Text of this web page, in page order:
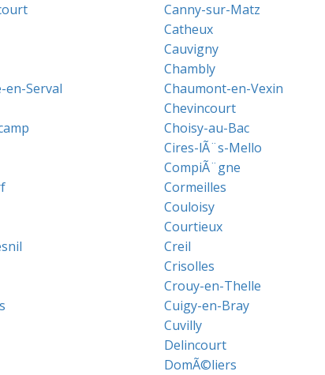
Canny-sur-Matz
Catheux
Cauvigny
Chambly
en-Serval
Chaumont-en-Vexin
Chevincourt
Choisy-au-Bac
Cires-lÃ¨s-Mello
CompiÃ¨gne
Cormeilles
Couloisy
Courtieux
Creil
Crisolles
Crouy-en-Thelle
Cuigy-en-Bray
Cuvilly
Delincourt
DomÃ©liers